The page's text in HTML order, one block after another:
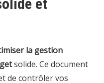
et
la gestion
solide. Ce document
de contrôler vos